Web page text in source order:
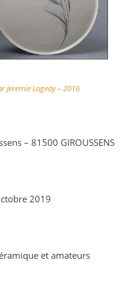
Jeremie Logeay – 2016
– 81500 GIROUSSENS
2019
et amateurs